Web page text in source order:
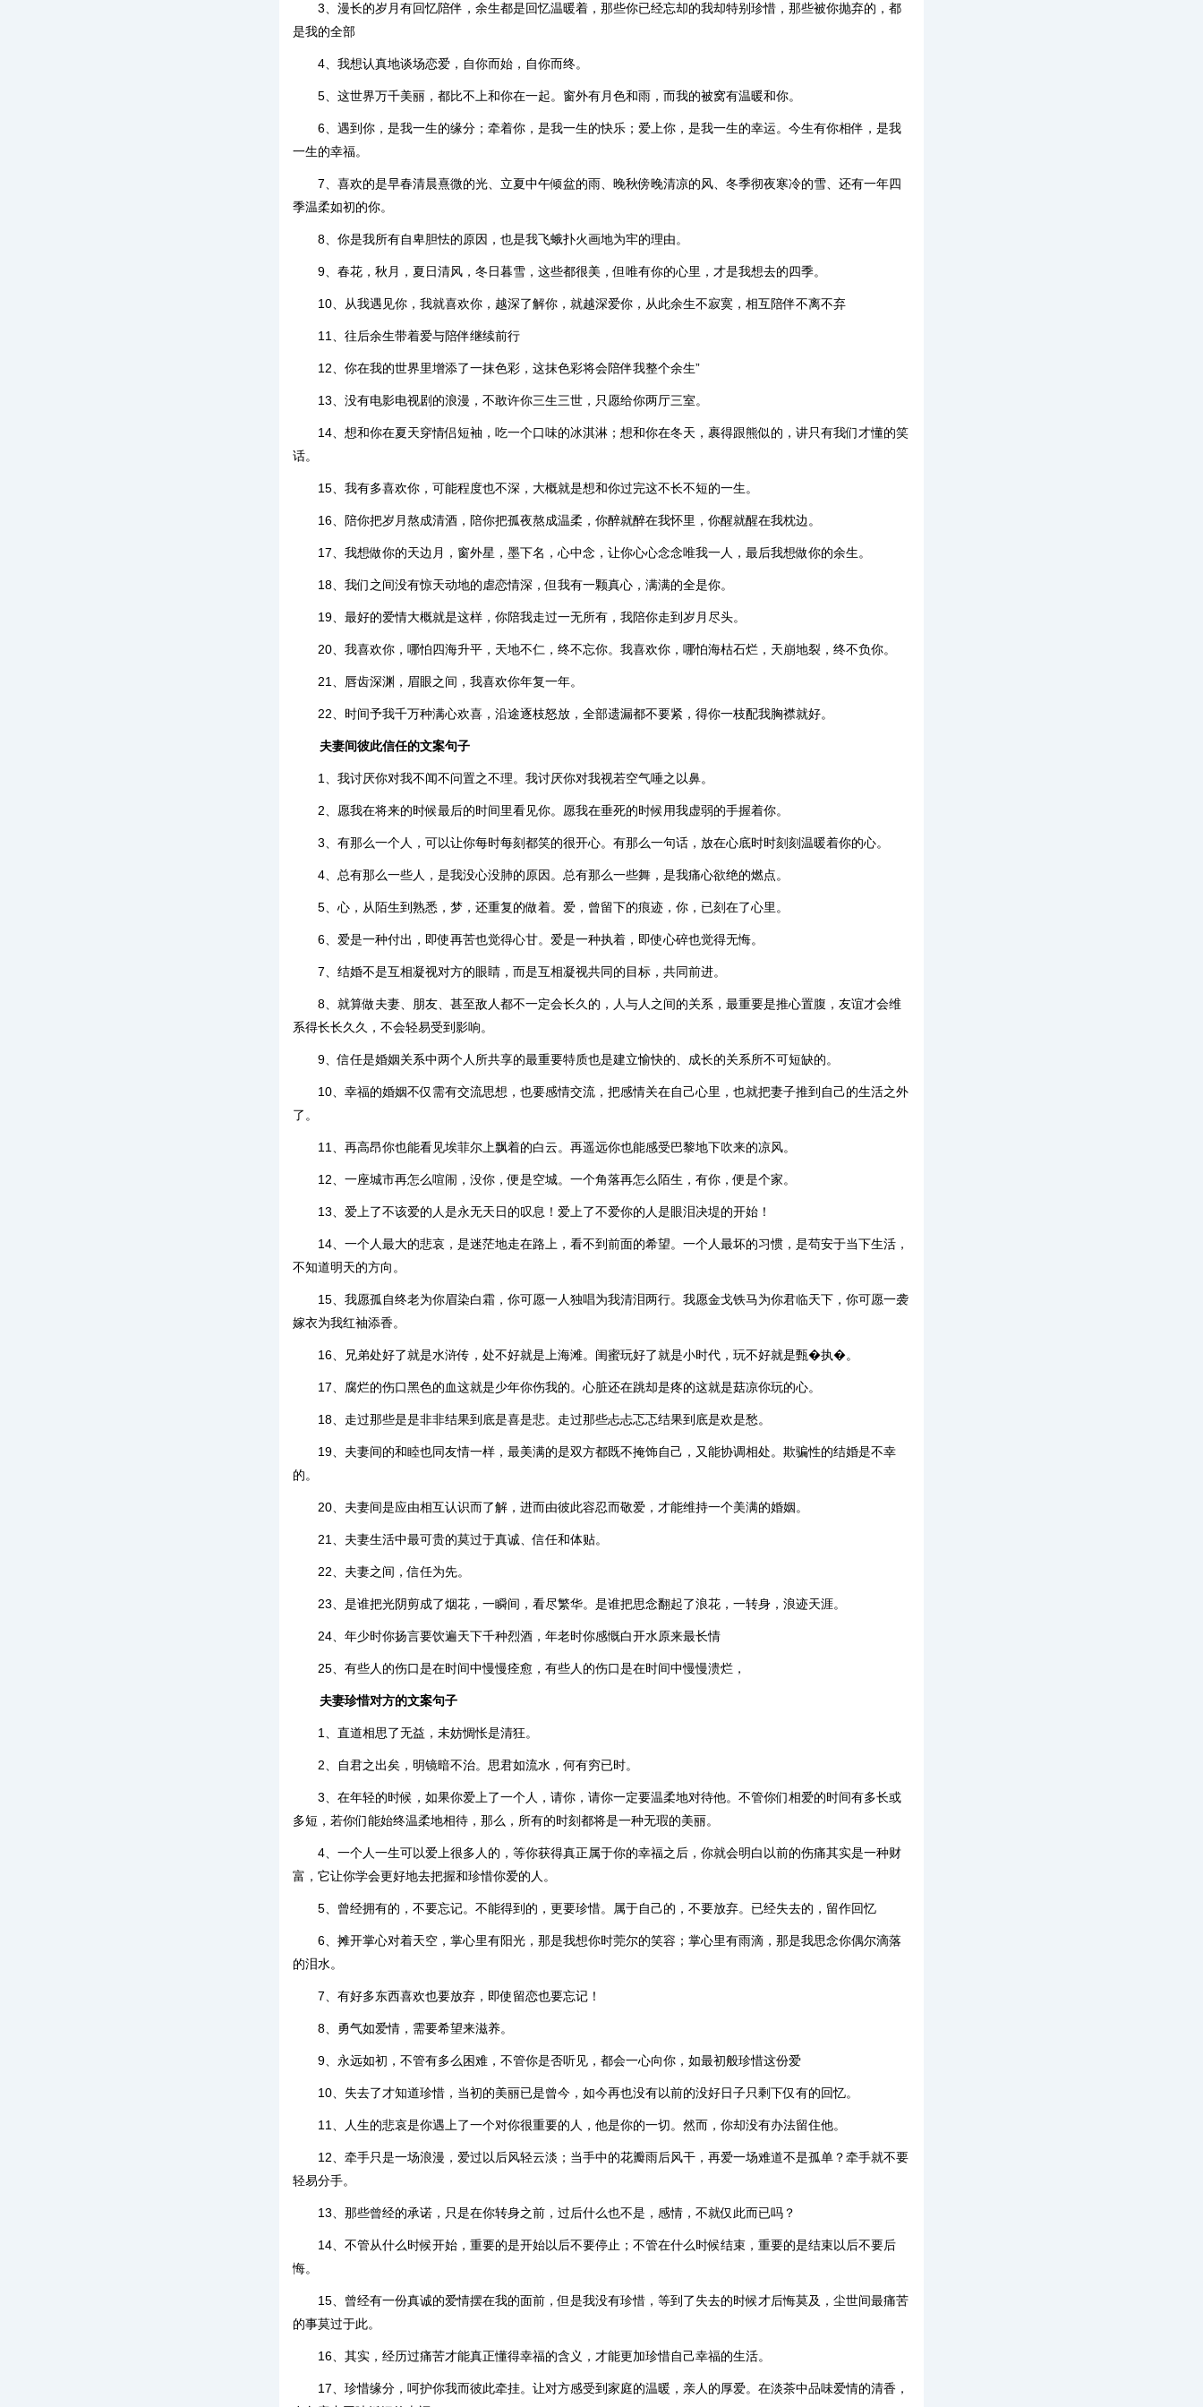
3、漫长的岁月有回忆陪伴，余生都是回忆温暖着，那些你已经忘却的我却特别珍惜，那些被你抛弃的，都
是我的全部
4、我想认真地谈场恋爱，自你而始，自你而终。
5、这世界万千美丽，都比不上和你在一起。窗外有月色和雨，而我的被窝有温暖和你。
6、遇到你，是我一生的缘分；牵着你，是我一生的快乐；爱上你，是我一生的幸运。今生有你相伴，是我
一生的幸福。
7、喜欢的是早春清晨熹微的光、立夏中午倾盆的雨、晚秋傍晚清凉的风、冬季彻夜寒冷的雪、还有一年四
季温柔如初的你。
8、你是我所有自卑胆怯的原因，也是我飞蛾扑火画地为牢的理由。
9、春花，秋月，夏日清风，冬日暮雪，这些都很美，但唯有你的心里，才是我想去的四季。
10、从我遇见你，我就喜欢你，越深了解你，就越深爱你，从此余生不寂寞，相互陪伴不离不弃
11、往后余生带着爱与陪伴继续前行
12、你在我的世界里增添了一抹色彩，这抹色彩将会陪伴我整个余生”
13、没有电影电视剧的浪漫，不敢许你三生三世，只愿给你两厅三室。
14、想和你在夏天穿情侣短袖，吃一个口味的冰淇淋；想和你在冬天，裹得跟熊似的，讲只有我们才懂的笑
话。
15、我有多喜欢你，可能程度也不深，大概就是想和你过完这不长不短的一生。
16、陪你把岁月熬成清酒，陪你把孤夜熬成温柔，你醉就醉在我怀里，你醒就醒在我枕边。
17、我想做你的天边月，窗外星，墨下名，心中念，让你心心念念唯我一人，最后我想做你的余生。
18、我们之间没有惊天动地的虐恋情深，但我有一颗真心，满满的全是你。
19、最好的爱情大概就是这样，你陪我走过一无所有，我陪你走到岁月尽头。
20、我喜欢你，哪怕四海升平，天地不仁，终不忘你。我喜欢你，哪怕海枯石烂，天崩地裂，终不负你。
21、唇齿深渊，眉眼之间，我喜欢你年复一年。
22、时间予我千万种满心欢喜，沿途逐枝怒放，全部遗漏都不要紧，得你一枝配我胸襟就好。
夫妻间彼此信任的文案句子
1、我讨厌你对我不闻不问置之不理。我讨厌你对我视若空气唾之以鼻。
2、愿我在将来的时候最后的时间里看见你。愿我在垂死的时候用我虚弱的手握着你。
3、有那么一个人，可以让你每时每刻都笑的很开心。有那么一句话，放在心底时时刻刻温暖着你的心。
4、总有那么一些人，是我没心没肺的原因。总有那么一些舞，是我痛心欲绝的燃点。
5、心，从陌生到熟悉，梦，还重复的做着。爱，曾留下的痕迹，你，已刻在了心里。
6、爱是一种付出，即使再苦也觉得心甘。爱是一种执着，即使心碎也觉得无悔。
7、结婚不是互相凝视对方的眼睛，而是互相凝视共同的目标，共同前进。
8、就算做夫妻、朋友、甚至敌人都不一定会长久的，人与人之间的关系，最重要是推心置腹，友谊才会维
系得长长久久，不会轻易受到影响。
9、信任是婚姻关系中两个人所共享的最重要特质也是建立愉快的、成长的关系所不可短缺的。
10、幸福的婚姻不仅需有交流思想，也要感情交流，把感情关在自己心里，也就把妻子推到自己的生活之外
了。
11、再高昂你也能看见埃菲尔上飘着的白云。再遥远你也能感受巴黎地下吹来的凉风。
12、一座城市再怎么喧闹，没你，便是空城。一个角落再怎么陌生，有你，便是个家。
13、爱上了不该爱的人是永无天日的叹息！爱上了不爱你的人是眼泪决堤的开始！
14、一个人最大的悲哀，是迷茫地走在路上，看不到前面的希望。一个人最坏的习惯，是苟安于当下生活，
不知道明天的方向。
15、我愿孤自终老为你眉染白霜，你可愿一人独唱为我清泪两行。我愿金戈铁马为你君临天下，你可愿一袭
嫁衣为我红袖添香。
16、兄弟处好了就是水浒传，处不好就是上海滩。闺蜜玩好了就是小时代，玩不好就是甄�执�。
17、腐烂的伤口黑色的血这就是少年你伤我的。心脏还在跳却是疼的这就是菇凉你玩的心。
18、走过那些是是非非结果到底是喜是悲。走过那些忐忐忑忑结果到底是欢是愁。
19、夫妻间的和睦也同友情一样，最美满的是双方都既不掩饰自己，又能协调相处。欺骗性的结婚是不幸
的。
20、夫妻间是应由相互认识而了解，进而由彼此容忍而敬爱，才能维持一个美满的婚姻。
21、夫妻生活中最可贵的莫过于真诚、信任和体贴。
22、夫妻之间，信任为先。
23、是谁把光阴剪成了烟花，一瞬间，看尽繁华。是谁把思念翻起了浪花，一转身，浪迹天涯。
24、年少时你扬言要饮遍天下千种烈酒，年老时你感慨白开水原来最长情
25、有些人的伤口是在时间中慢慢痊愈，有些人的伤口是在时间中慢慢溃烂，
夫妻珍惜对方的文案句子
1、直道相思了无益，未妨惆怅是清狂。
2、自君之出矣，明镜暗不治。思君如流水，何有穷已时。
3、在年轻的时候，如果你爱上了一个人，请你，请你一定要温柔地对待他。不管你们相爱的时间有多长或
多短，若你们能始终温柔地相待，那么，所有的时刻都将是一种无瑕的美丽。
4、一个人一生可以爱上很多人的，等你获得真正属于你的幸福之后，你就会明白以前的伤痛其实是一种财
富，它让你学会更好地去把握和珍惜你爱的人。
5、曾经拥有的，不要忘记。不能得到的，更要珍惜。属于自己的，不要放弃。已经失去的，留作回忆
6、摊开掌心对着天空，掌心里有阳光，那是我想你时莞尔的笑容；掌心里有雨滴，那是我思念你偶尔滴落
的泪水。
7、有好多东西喜欢也要放弃，即使留恋也要忘记！
8、勇气如爱情，需要希望来滋养。
9、永远如初，不管有多么困难，不管你是否听见，都会一心向你，如最初般珍惜这份爱
10、失去了才知道珍惜，当初的美丽已是曾今，如今再也没有以前的没好日子只剩下仅有的回忆。
11、人生的悲哀是你遇上了一个对你很重要的人，他是你的一切。然而，你却没有办法留住他。
12、牵手只是一场浪漫，爱过以后风轻云淡；当手中的花瓣雨后风干，再爱一场难道不是孤单？牵手就不要
轻易分手。
13、那些曾经的承诺，只是在你转身之前，过后什么也不是，感情，不就仅此而已吗？
14、不管从什么时候开始，重要的是开始以后不要停止；不管在什么时候结束，重要的是结束以后不要后
悔。
15、曾经有一份真诚的爱情摆在我的面前，但是我没有珍惜，等到了失去的时候才后悔莫及，尘世间最痛苦
的事莫过于此。
16、其实，经历过痛苦才能真正懂得幸福的含义，才能更加珍惜自己幸福的生活。
17、珍惜缘分，呵护你我而彼此牵挂。让对方感受到家庭的温暖，亲人的厚爱。在淡茶中品味爱情的清香，